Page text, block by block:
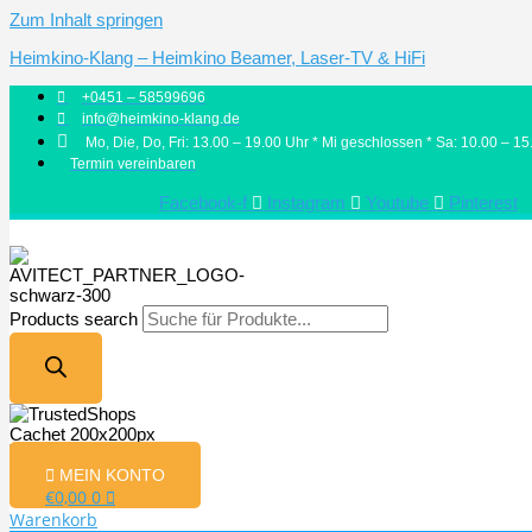
Zum Inhalt springen
Heimkino-Klang – Heimkino Beamer, Laser-TV & HiFi
+0451 – 58599696
info@heimkino-klang.de
Mo, Die, Do, Fri: 13.00 – 19.00 Uhr * Mi geschlossen * Sa: 10.00 –
Termin vereinbaren
Facebook-f Instagram Youtube Pinterest
Products search
MEIN KONTO
€0,00 0
Warenkorb